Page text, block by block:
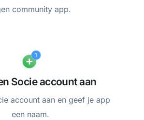
community app.
Socie account aan
account aan en geef je app
een naam.